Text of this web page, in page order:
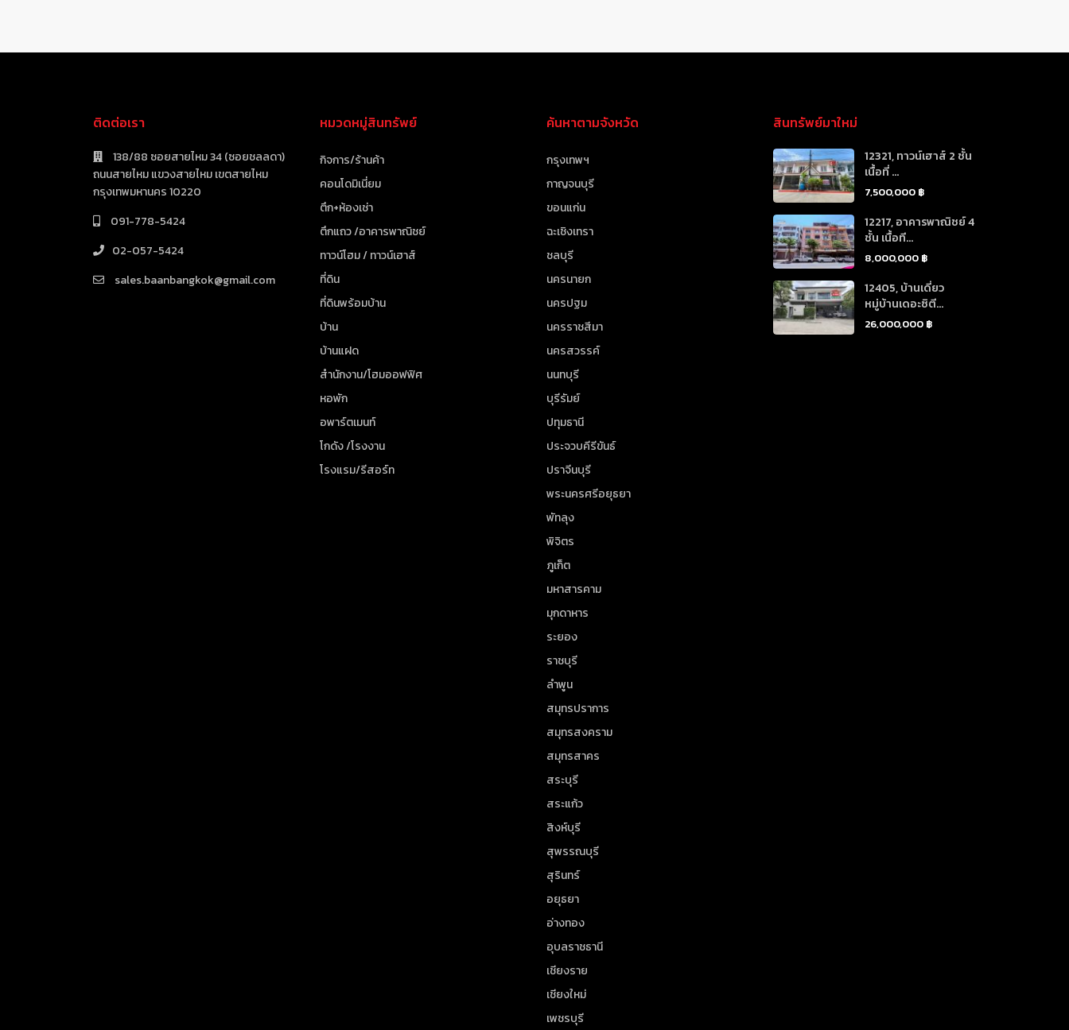
ติดต่อเรา
138/88 ซอยสายไหม 34 (ซอยชลลดา)
ถนนสายไหม แขวงสายไหม เขตสายไหม
กรุงเทพมหานคร 10220
091-778-5424
02-057-5424
sales.baanbangkok@gmail.com
หมวดหมู่สินทรัพย์
กิจการ/ร้านค้า
คอนโดมิเนี่ยม
ตึก+ห้องเช่า
ตึกแถว /อาคารพาณิชย์
ทาวน์โฮม / ทาวน์เฮาส์
ที่ดิน
ที่ดินพร้อมบ้าน
บ้าน
บ้านแฝด
สำนักงาน/โฮมออฟฟิศ
หอพัก
อพาร์ตเมนท์
โกดัง /โรงงาน
โรงแรม/รีสอร์ท
ค้นหาตามจังหวัด
กรุงเทพฯ
กาญจนบุรี
ขอนแก่น
ฉะเชิงเทรา
ชลบุรี
นครนายก
นครปฐม
นครราชสีมา
นครสวรรค์
นนทบุรี
บุรีรัมย์
ปทุมธานี
ประจวบคีรีขันธ์
ปราจีนบุรี
พระนครศรีอยุธยา
พัทลุง
พิจิตร
ภูเก็ต
มหาสารคาม
มุกดาหาร
ระยอง
ราชบุรี
ลำพูน
สมุทรปราการ
สมุทรสงคราม
สมุทรสาคร
สระบุรี
สระแก้ว
สิงห์บุรี
สุพรรณบุรี
สุรินทร์
อยุธยา
อ่างทอง
อุบลราชธานี
เชียงราย
เชียงใหม่
เพชรบุรี
สินทรัพย์มาใหม่
12321, ทาวน์เฮาส์ 2 ชั้น
เนื้อที่ ...
7,500,000 ฿
12217, อาคารพาณิชย์ 4
ชั้น เนื้อที...
8,000,000 ฿
12405, บ้านเดี่ยว
หมู่บ้านเดอะซิตี...
26,000,000 ฿